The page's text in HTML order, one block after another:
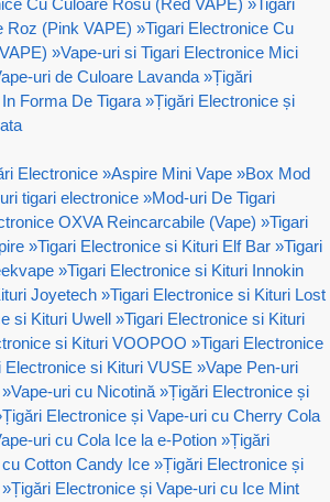
Cu Culoare Rosu (Red VAPE) »Tigari
Roz (Pink VAPE) »Tigari Electronice Cu
»Vape-uri si Tigari Electronice Mici
uri de Culoare Lavanda »Țigări
Forma De Tigara »Țigări Electronice și
Electronice »Aspire Mini Vape »Box Mod
tigari electronice »Mod-uri De Tigari
OXVA Reincarcabile (Vape) »Tigari
»Tigari Electronice si Kituri Elf Bar »Tigari
»Tigari Electronice si Kituri Innokin
Joyetech »Tigari Electronice si Kituri Lost
si Kituri Uwell »Tigari Electronice si Kituri
si Kituri VOOPOO »Tigari Electronice
Electronice si Kituri VUSE »Vape Pen-uri
»Vape-uri cu Nicotină »Țigări Electronice și
Țigări Electronice și Vape-uri cu Cherry Cola
uri cu Cola Ice la e-Potion »Țigări
Cotton Candy Ice »Țigări Electronice și
»Țigări Electronice și Vape-uri cu Ice Mint